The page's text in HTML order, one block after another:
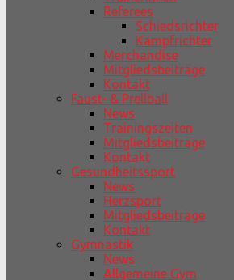
Referees
Schiedsrichter
Kampfrichter
Merchandise
Mitgliedsbeiträge
Kontakt
Faust- & Prellball
News
Trainingszeiten
Mitgliedsbeiträge
Kontakt
Gesundheitssport
News
Herzsport
Mitgliedsbeiträge
Kontakt
Gymnastik
News
Allgemeine Gym